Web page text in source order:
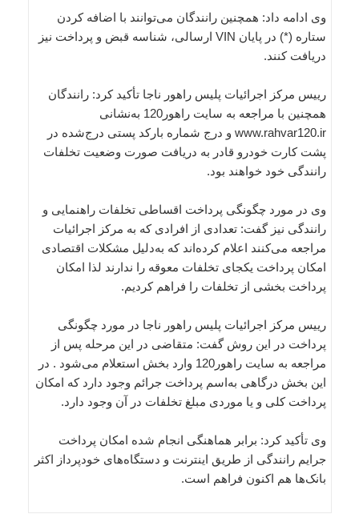
وی ادامه داد: همچنین رانندگان می‌توانند با اضافه کردن
ستاره (*) در پایان VIN ارسالی، شناسه قبض و پرداخت نیز
دریافت کنند.
رییس مرکز اجرائیات پلیس راهور ناجا تأکید کرد: رانندگان
همچنین با مراجعه به سایت راهور120 به‌نشانی
www.rahvar120.ir و درج شماره بارکد پستی درج‌شده در
پشت کارت خودرو قادر به دریافت صورت وضعیت تخلفات
رانندگی خود خواهند بود.
وی در مورد چگونگی پرداخت اقساطی تخلفات راهنمایی و
رانندگی نیز گفت: تعدادی از افرادی که به مرکز اجرائیات
مراجعه می‌کنند اعلام کرده‌اند که به‌دلیل مشکلات اقتصادی
امکان پرداخت یکجای تخلفات معوقه را ندارند لذا امکان
پرداخت بخشی از تخلفات را فراهم کردیم.
رییس مرکز اجرائیات پلیس راهور ناجا در مورد چگونگی
پرداخت در این روش گفت: متقاضی در این مرحله پس از
مراجعه به سایت راهور120 وارد بخش استعلام می‌شود . در
این بخش درگاهی به‌اسم پرداخت جرائم وجود دارد که امکان
پرداخت کلی و یا موردی مبلغ تخلفات در آن وجود دارد.
وی تأکید کرد: برابر هماهنگی انجام شده امکان پرداخت
جرایم رانندگی از طریق اینترنت و دستگاه‌های خودپرداز اکثر
بانک‌ها هم اکنون فراهم است.